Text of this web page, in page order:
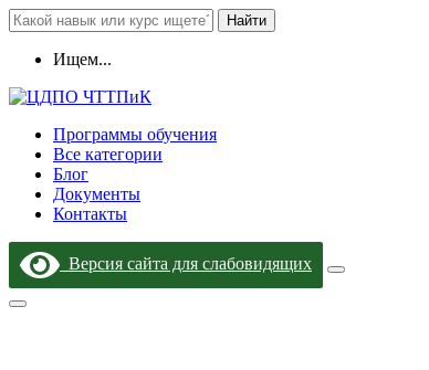
Найти
Ищем...
Программы обучения
Все категории
Блог
Документы
Контакты
Версия сайта для слабовидящих